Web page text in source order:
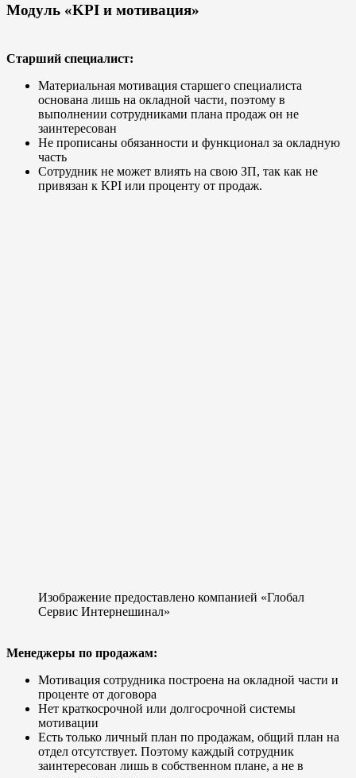
Модуль «KPI и мотивация»
Старший специалист:
Материальная мотивация старшего специалиста
основана лишь на окладной части, поэтому в
выполнении сотрудниками плана продаж он не
заинтересован
Не прописаны обязанности и функционал за окладную
часть
Сотрудник не может влиять на свою ЗП, так как не
привязан к KPI или проценту от продаж.
Изображение предоставлено компанией «Глобал
Сервис Интернешинал»
Менеджеры по продажам:
Мотивация сотрудника построена на окладной части и
проценте от договора
Нет краткосрочной или долгосрочной системы
мотивации
Есть только личный план по продажам, общий план на
отдел отсутствует. Поэтому каждый сотрудник
заинтересован лишь в собственном плане, а не в